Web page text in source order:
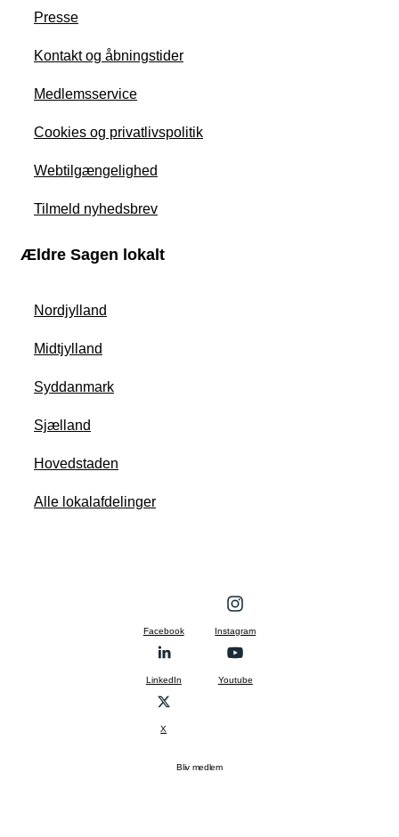
Presse
Kontakt og åbningstider
Medlemsservice
Cookies og privatlivspolitik
Webtilgængelighed
Tilmeld nyhedsbrev
Ældre Sagen lokalt
Nordjylland
Midtjylland
Syddanmark
Sjælland
Hovedstaden
Alle lokalafdelinger
Facebook Instagram
LinkedIn Youtube
X
Bliv medlem